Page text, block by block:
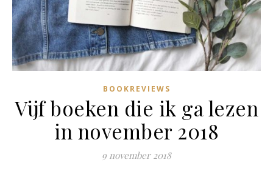
BOOKREVIEWS
Vijf boeken die ik ga lezen
in november 2018
9 november 2018